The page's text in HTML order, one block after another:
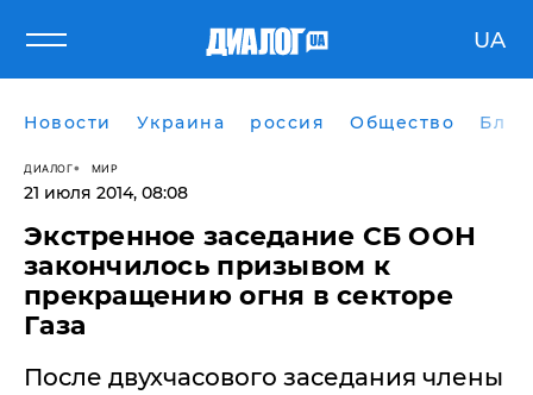
UA
Новости Украина россия Общество
ДИАЛОГ МИР
21 июля 2014, 08:08
Экстренное заседание СБ ООН
закончилось призывом к
прекращению огня в секторе
Газа
После двухчасового заседания члены